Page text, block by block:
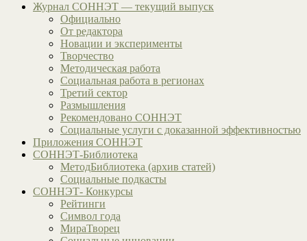
Журнал СОННЭТ — текущий выпуск
Официально
От редактора
Новации и эксперименты
Творчество
Методическая работа
Социальная работа в регионах
Третий сектор
Размышления
Рекомендовано СОННЭТ
Социальные услуги с доказанной эффективностью
Приложения СОННЭТ
СОННЭТ-Библиотека
МетодБиблиотека (архив статей)
Социальные подкасты
СОННЭТ- Конкурсы
Рейтинги
Символ года
МираТворец